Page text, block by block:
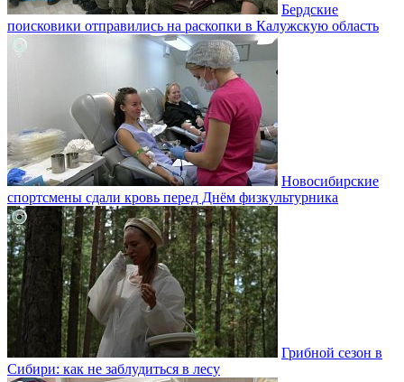
Бердские
поисковики отправились на раскопки в Калужскую область
Новосибирские
спортсмены сдали кровь перед Днём физкультурника
Грибной сезон в
Сибири: как не заблудиться в лесу